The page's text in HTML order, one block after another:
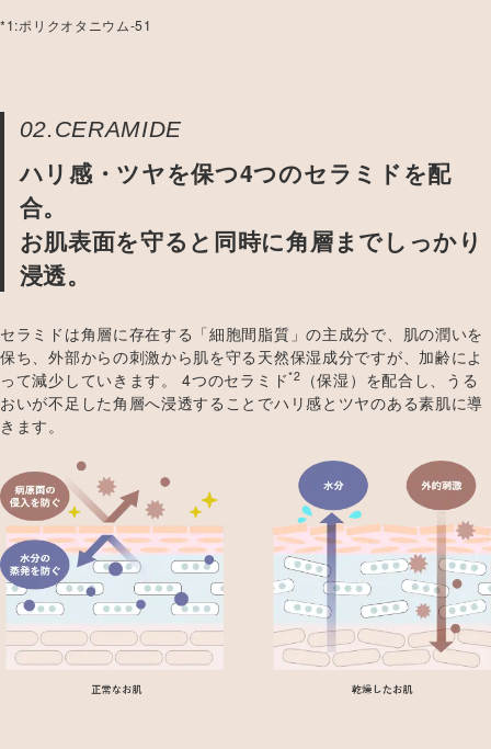
*1:ポリクオタニウム-51
02.CERAMIDE
ハリ感・ツヤを保つ4つのセラミドを配
合。
お肌表面を守ると同時に角層までしっかり
浸透。
セラミドは角層に存在する「細胞間脂質」の主成分で、肌の潤いを
保ち、外部からの刺激から肌を守る天然保湿成分ですが、加齢によ
って減少していきます。 4つのセラミド*2
（保湿）を配合し、うる
おいが不足した角層へ浸透することでハリ感とツヤのある素肌に導
きます。